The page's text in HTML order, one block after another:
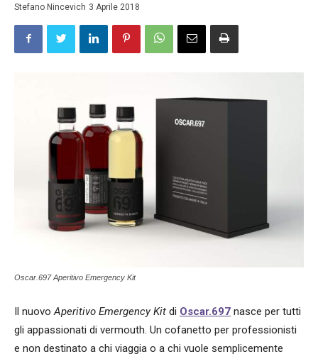
Stefano Nincevich 3 Aprile 2018
Oscar.697 Aperitivo Emergency Kit
Il nuovoAperitivo Emergency Kit di Oscar.697 nasce per tutti
gli appassionati di vermouth. Un cofanetto per professionisti
e non destinato a chi viaggia o a chi vuole semplicemente